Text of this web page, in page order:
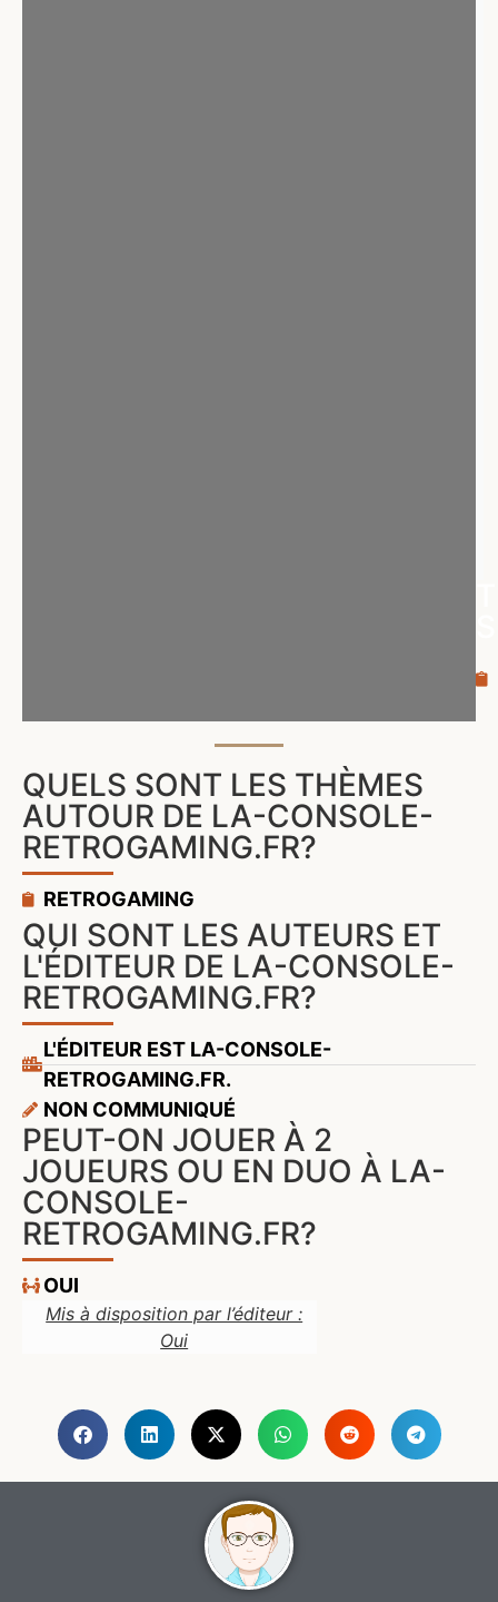
QUELS SONT LES THÈMES
AUTOUR DE LA-CONSOLE-
RETROGAMING.FR?
RETROGAMING
QUI SONT LES AUTEURS ET
L'ÉDITEUR DE LA-CONSOLE-
RETROGAMING.FR?
L'ÉDITEUR EST LA-CONSOLE-
RETROGAMING.FR.
NON COMMUNIQUÉ
PEUT-ON JOUER À 2
JOUEURS OU EN DUO À LA-
CONSOLE-
RETROGAMING.FR?
OUI
Mis à disposition par l’éditeur :
Oui